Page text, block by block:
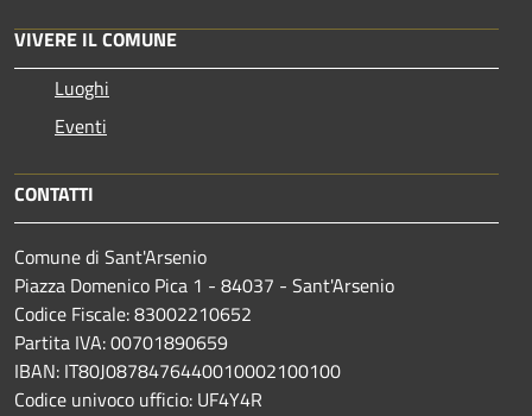
VIVERE IL COMUNE
Luoghi
Eventi
CONTATTI
Comune di Sant'Arsenio
Piazza Domenico Pica 1 - 84037 - Sant'Arsenio
Codice Fiscale: 83002210652
Partita IVA: 00701890659
IBAN: IT80J0878476440010002100100
Codice univoco ufficio: UF4Y4R